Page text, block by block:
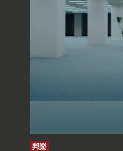
邦楽